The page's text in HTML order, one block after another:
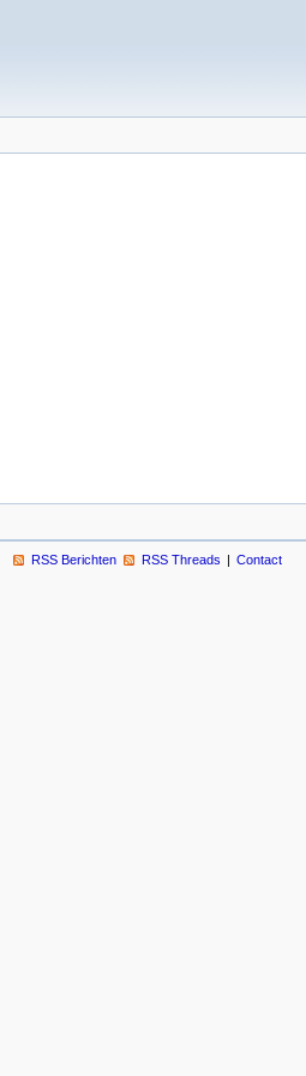
RSS Berichten RSS Threads Contact